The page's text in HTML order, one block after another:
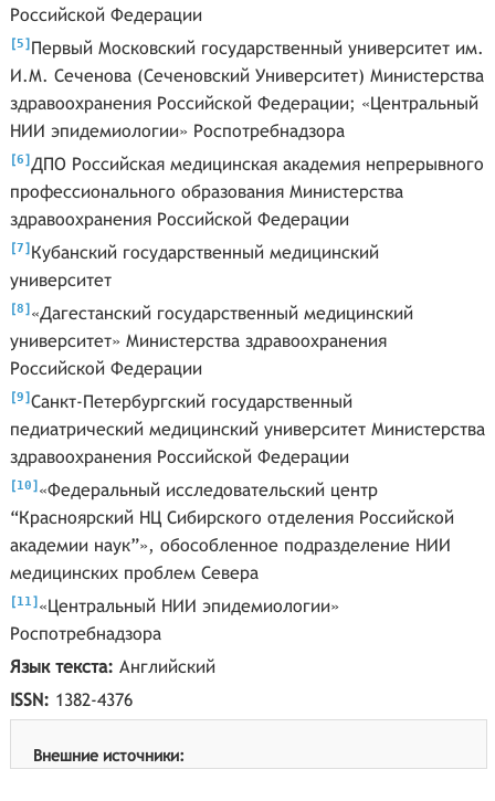
Российской Федерации
[5]Первый Московский государственный университет им.
И.М. Сеченова (Сеченовский Университет) Министерства
здравоохранения Российской Федерации; «Центральный
НИИ эпидемиологии» Роспотребнадзора
[6]ДПО Российская медицинская академия непрерывного
профессионального образования Министерства
здравоохранения Российской Федерации
[7]Кубанский государственный медицинский
университет
[8]«Дагестанский государственный медицинский
университет» Министерства здравоохранения
Российской Федерации
[9]Санкт-Петербургский государственный
педиатрический медицинский университет Министерства
здравоохранения Российской Федерации
[10]«Федеральный исследовательский центр
“Красноярский НЦ Сибирского отделения Российской
академии наук”», обособленное подразделение НИИ
медицинских проблем Севера
[11]«Центральный НИИ эпидемиологии»
Роспотребнадзора
Язык текста: Английский
ISSN: 1382-4376
Внешние источники: